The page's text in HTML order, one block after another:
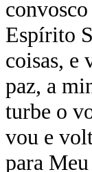
Espírito
coisas, e
paz, a
turbe o
vou e
para